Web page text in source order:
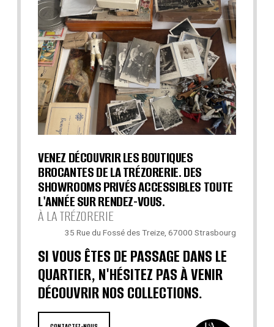
VENEZ DÉCOUVRIR LES BOUTIQUES
BROCANTES DE LA TRÉZORERIE. DES
SHOWROOMS PRIVÉS ACCESSIBLES TOUTE
L'ANNÉE SUR RENDEZ-VOUS.
À LA TRÉZORERIE
35 Rue du Fossé des Treize, 67000 Strasbourg
SI VOUS ÊTES DE PASSAGE DANS LE
QUARTIER, N'HÉSITEZ PAS À VENIR
DÉCOUVRIR NOS COLLECTIONS.